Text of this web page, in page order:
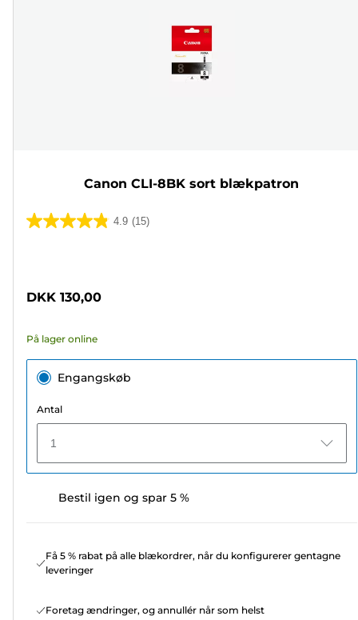
Canon CLI-8BK sort blækpatron
4.9 (15)
4.9
stjerner.
anmeldelser
DKK 130,00
På lager online
Engangskøb
Antal
1
Bestil igen og spar 5 %
Få 5 % rabat på alle blækordrer, når du konfigurerer gentagne
leveringer
Foretag ændringer, og annullér når som helst